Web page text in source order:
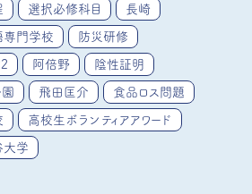
選択必修科目 長崎
専門学校 防災研修
阿倍野 陰性証明
飛田匡介 食品ロス問題
高校生ボランティアアワード
大学